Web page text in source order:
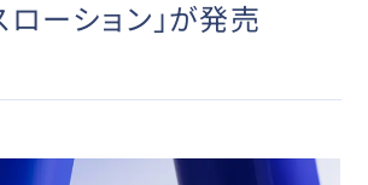
ローション」が発売